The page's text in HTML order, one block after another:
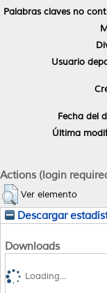
Palabras claves no
Usuario
Fecha del
Última
Actions (login
Ver elemento
Descargar
Downloads
Loading...